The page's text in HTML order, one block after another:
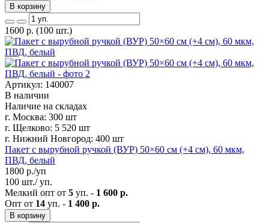
В корзину
1600 р. (100 шт.)
Артикул: 140007
В наличии
Наличие на складах
г. Москва: 300 шт
г. Щелково: 5 520 шт
г. Нижний Новгород: 400 шт
Пакет с вырубной ручкой (ВУР) 50×60 см (+4 см), 60 мкм,
ПВД, белый
1800 р./уп
100 шт./ уп.
Мелкий опт от 5 уп. - 1 600 р.
Опт от 14 уп. - 1 400 р.
В корзину